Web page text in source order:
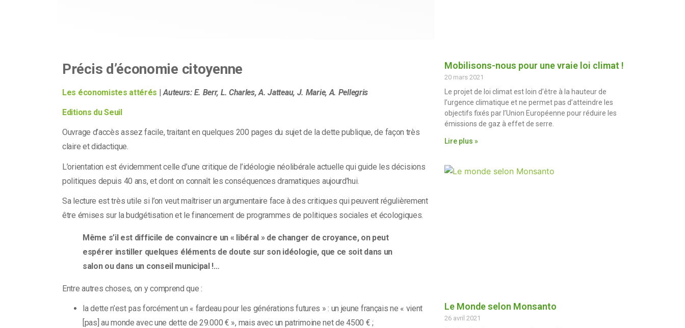
Précis d’économie citoyenne
Les économistes attérés |Auteurs: E. Berr, L. Charles, A. Jatteau, J. Marie, A. Pellegris
Editions du Seuil
Ouvrage d’accès assez facile, traitant en quelques 200 pages du sujet de la dette publique, de façon très
claire et didactique.
L’orientation est évidemment celle d’une critique de l’idéologie néolibérale actuelle qui guide les décisions
politiques depuis 40 ans, et dont on connaît les conséquences dramatiques aujourd’hui.
Sa lecture est très utile si l’on veut maîtriser un argumentaire face à des critiques qui peuvent régulièrement
être émises sur la budgétisation et le financement de programmes de politiques sociales et écologiques.
Même s’il est difficile de convaincre un « libéral » de changer de croyance, on peut
espérer instiller quelques éléments de doute sur son idéologie, que ce soit dans un
salon ou dans un conseil municipal !…
Entre autres choses, on y comprend que :
la dette n’est pas forcément un « fardeau pour les générations futures » : un jeune français ne « vient
[pas] au monde avec une dette de 29.000 € », mais avec un patrimoine net de 4500 € ;
Mobilisons-nous pour une vraie loi climat !
20 mars 2021
Le projet de loi climat est loin d’être à la hauteur de
l’urgence climatique et ne permet pas d’atteindre les
objectifs fixés par l’Union Européenne pour réduire les
émissions de gaz à effet de serre.
Lire plus »
Le Monde selon Monsanto
26 avril 2021